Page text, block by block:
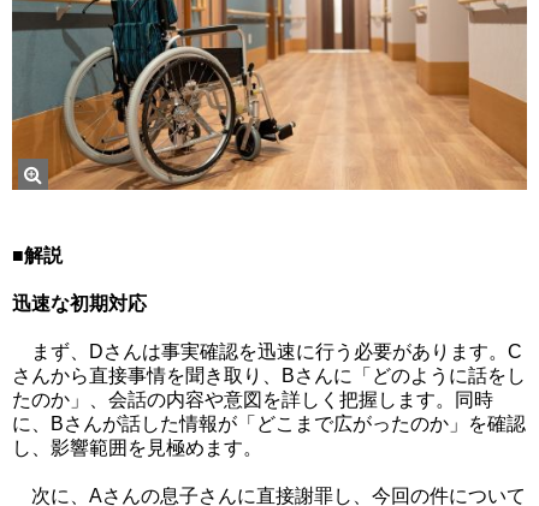
■解説
迅速な初期対応
まず、Dさんは事実確認を迅速に行う必要があります。C
さんから直接事情を聞き取り、Bさんに「どのように話をし
たのか」、会話の内容や意図を詳しく把握します。同時
に、Bさんが話した情報が「どこまで広がったのか」を確認
し、影響範囲を見極めます。
次に、Aさんの息子さんに直接謝罪し、今回の件について